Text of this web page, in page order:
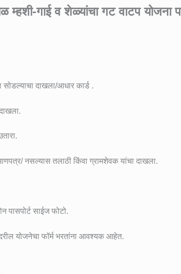
म्हशी-गाई व शेळ्यांचा गट वाटप योजना
सोडल्याचा दाखला/आधार कार्ड .
नसल्यास तलाठी किंवा ग्रामशेवक यांचा दाखला.
पासपोर्ट साईज फोटो.
योजनेचा फॉर्म भरतांना आवश्यक आहेत.